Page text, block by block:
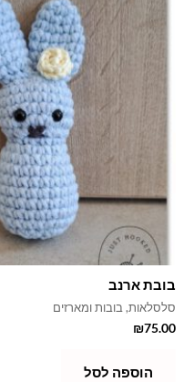
בובת ארנב
סלסלאות, בובות ומארזים
₪75.00
הוספה לסל